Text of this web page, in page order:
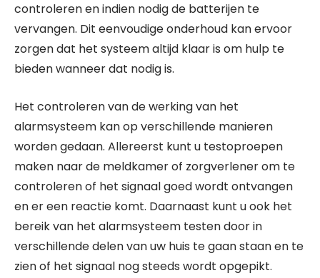
controleren en indien nodig de batterijen te
vervangen. Dit eenvoudige onderhoud kan ervoor
zorgen dat het systeem altijd klaar is om hulp te
bieden wanneer dat nodig is.
Het controleren van de werking van het
alarmsysteem kan op verschillende manieren
worden gedaan. Allereerst kunt u testoproepen
maken naar de meldkamer of zorgverlener om te
controleren of het signaal goed wordt ontvangen
en er een reactie komt. Daarnaast kunt u ook het
bereik van het alarmsysteem testen door in
verschillende delen van uw huis te gaan staan en te
zien of het signaal nog steeds wordt opgepikt.